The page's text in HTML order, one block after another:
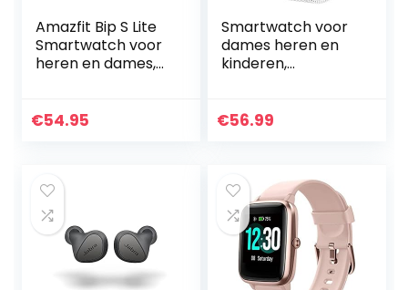
Amazfit Bip S Lite
Smartwatch voor
heren en dames,
fitnesstracker met
€54.95
Smartwatch voor
dames heren en
kinderen,
touchscreen,
€56.99